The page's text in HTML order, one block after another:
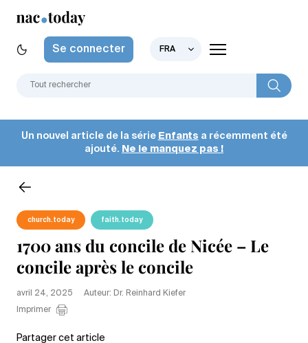
Se connecter FRA
Un nouvel article de la série Enfants a récemment été
ajouté. Ne le manquez pas !
church.today faith.today
1700 ans du concile de Nicée – Le
concile après le concile
avril 24, 2025
Auteur: Dr. Reinhard Kiefer
Imprimer
Partager cet article